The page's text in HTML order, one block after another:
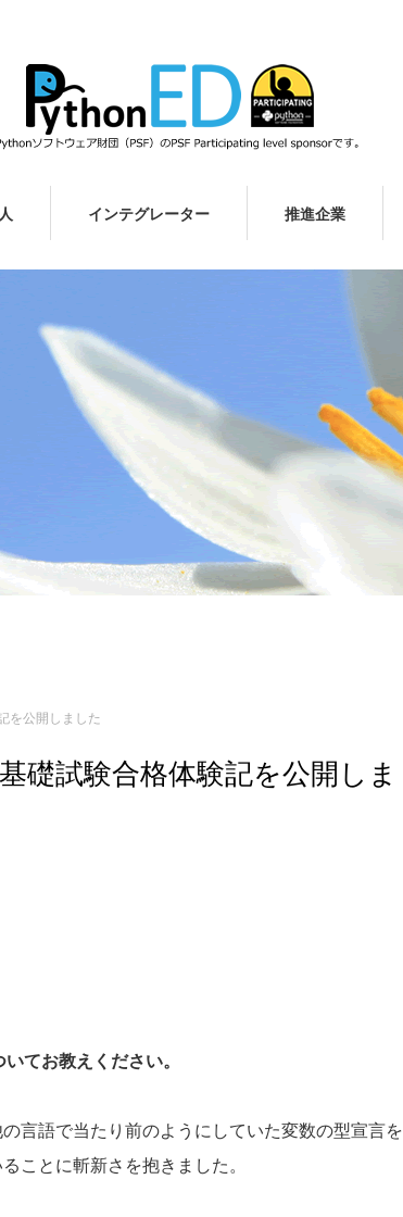
インテグレーター 推進企業
を公開しました
礎試験合格体験記を公開しま
てお教えください。
言語で当たり前のようにしていた変数の型宣言を
ことに斬新さを抱きました。